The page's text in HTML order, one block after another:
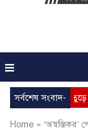
সর্বশেষ সংবাদ-
ভূতুড়ে বিল
Home »